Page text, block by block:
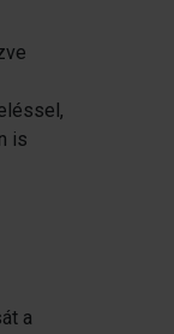
is
a